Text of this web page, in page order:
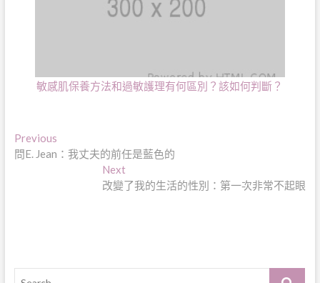
敏感肌保養方法和過敏護理有何區別？該如何判斷？
文
章
PreviousPrevious
post:
問E. Jean：我丈夫的前任是藍色的
NextNext
post:
改變了我的生活的性別：第一次非常不起眼
Search